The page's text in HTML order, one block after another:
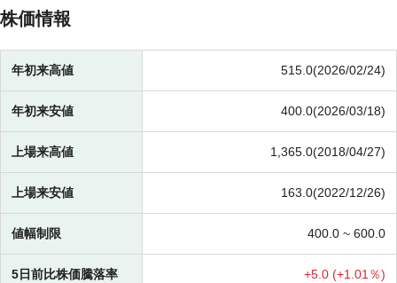
株価情報
年初来高値 515.0(2026/02/24)
年初来安値 400.0(2026/03/18)
上場来高値 1,365.0(2018/04/27)
上場来安値 163.0(2022/12/26)
値幅制限 400.0 ~ 600.0
5日前比株価騰落率 +5.0 (+1.01％)